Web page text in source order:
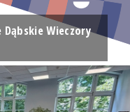
Wieczory